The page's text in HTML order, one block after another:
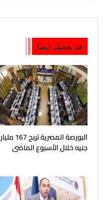
قد يعجبك ايضا
البورصة المصرية تربح 167 مليار
جنيه خلال الأسبوع الماضى